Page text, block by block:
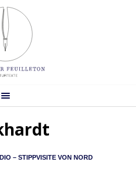
– STIPPVISITE VON NORD